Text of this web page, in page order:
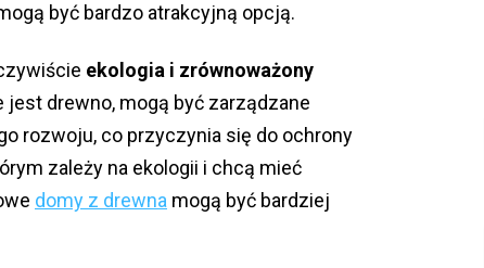
być bardzo atrakcyjną opcją.
ekologia i zrównoważony
jest drewno, mogą być zarządzane
rozwoju, co przyczynia się do ochrony
zależy na ekologii i chcą mieć
domy z drewna mogą być bardziej